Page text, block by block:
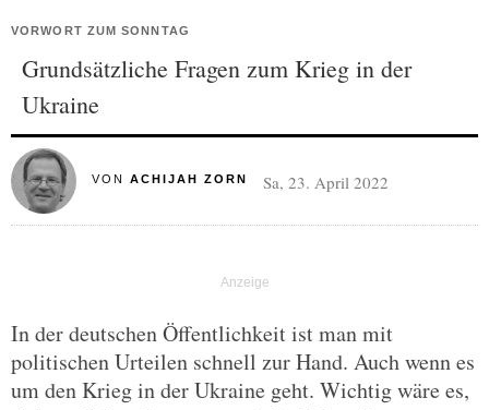
VORWORT ZUM SONNTAG
Grundsätzliche Fragen zum Krieg in der
Ukraine
VON ACHIJAH ZORN Sa, 23. April 2022
In der deutschen Öffentlichkeit ist man mit
politischen Urteilen schnell zur Hand. Auch wenn es
um den Krieg in der Ukraine geht. Wichtig wäre es,